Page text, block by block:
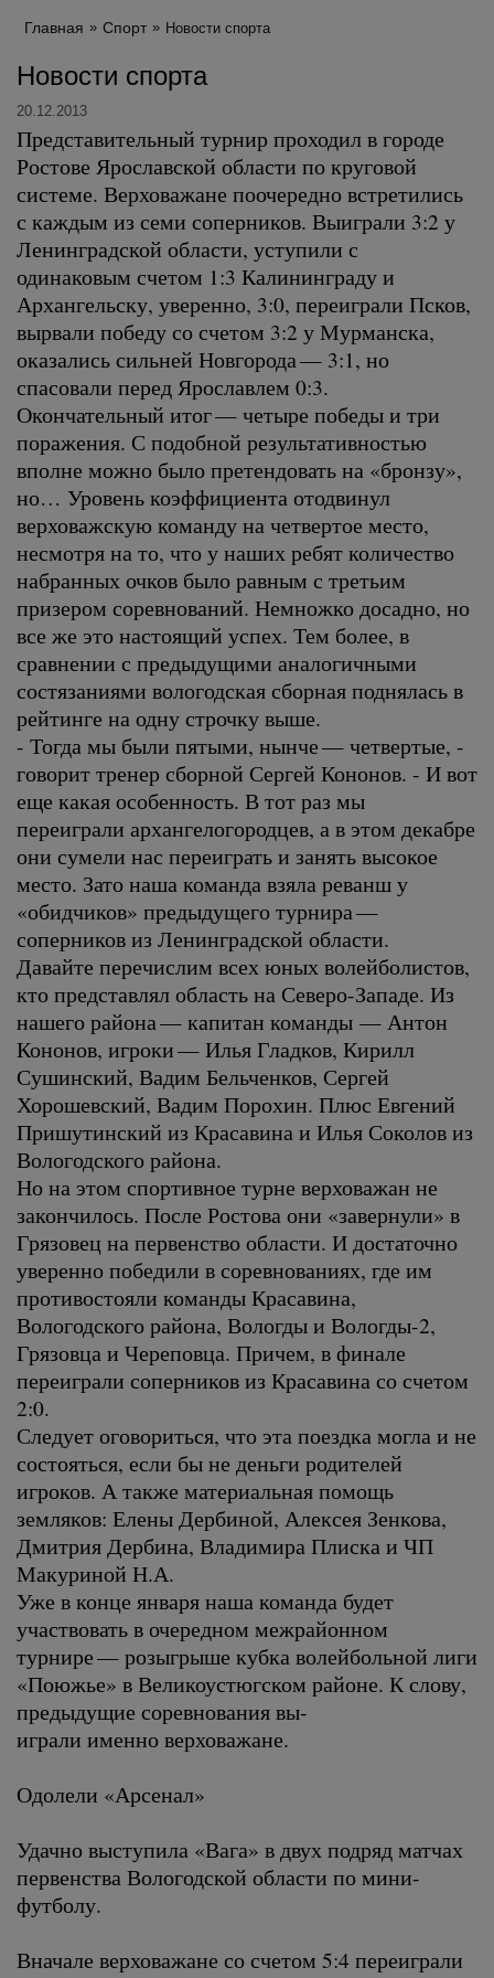
Главная Спорт Новости спорта
Новости спорта
20.12.2013
Представительный турнир проходил в городе
Ростове Ярославской области по круговой
системе. Верховажане поочередно встретились
с каждым из семи соперников. Выиграли 3:2 у
Ленинградской области, уступили с
одинаковым счетом 1:3 Калининграду и
Архангельску, уверенно, 3:0, переиграли Псков,
вырвали победу со счетом 3:2 у Мурманска,
оказались сильней Новгорода — 3:1, но
спасовали перед Ярославлем 0:3.
Окончательный итог — четыре победы и три
поражения. С подобной результативностью
вполне можно было претендовать на «бронзу»,
но… Уровень коэффициента отодвинул
верховажскую команду на четвертое место,
несмотря на то, что у наших ребят количество
набранных очков было равным с третьим
призером соревнований. Немножко досадно, но
все же это настоящий успех. Тем более, в
сравнении с предыдущими аналогичными
состязаниями вологодская сборная поднялась в
рейтинге на одну строчку выше.
- Тогда мы были пятыми, нынче — четвертые, -
говорит тренер сборной Сергей Кононов. - И вот
еще какая особенность. В тот раз мы
переиграли архангелогородцев, а в этом декабре
они сумели нас переиграть и занять высокое
место. Зато наша команда взяла реванш у
«обидчиков» предыдущего турнира —
соперников из Ленинградской области.
Давайте перечислим всех юных волейболистов,
кто представлял область на Северо-Западе. Из
нашего района — капитан команды — Антон
Кононов, игроки — Илья Гладков, Кирилл
Сушинский, Вадим Бельченков, Сергей
Хорошевский, Вадим Порохин. Плюс Евгений
Пришутинский из Красавина и Илья Соколов из
Вологодского района.
Но на этом спортивное турне верховажан не
закончилось. После Ростова они «завернули» в
Грязовец на первенство области. И достаточно
уверенно победили в соревнованиях, где им
противостояли команды Красавина,
Вологодского района, Вологды и Вологды-2,
Грязовца и Череповца. Причем, в финале
переиграли соперников из Красавина со счетом
2:0.
Следует оговориться, что эта поездка могла и не
состояться, если бы не деньги родителей
игроков. А также материальная помощь
земляков: Елены Дербиной, Алексея Зенкова,
Дмитрия Дербина, Владимира Плиска и ЧП
Макуриной Н.А.
Уже в конце января наша команда будет
участвовать в очередном межрайонном
турнире — розыгрыше кубка волейбольной лиги
«Поюжье» в Великоустюгском районе. К слову,
предыдущие соревнования вы-
играли именно верховажане.
Одолели «Арсенал»
Удачно выступила «Вага» в двух подряд матчах
первенства Вологодской области по мини-
футболу.
Вначале верховажане со счетом 5:4 переиграли